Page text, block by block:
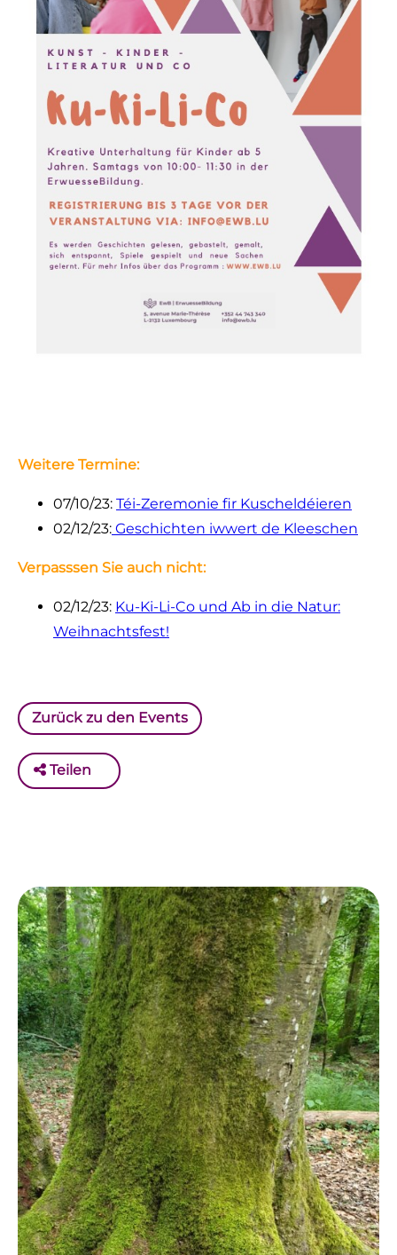
Weitere Termine:
07/10/23: Téi-Zeremonie fir Kuscheldéieren
02/12/23: Geschichten iwwert de Kleeschen
Verpasssen Sie auch nicht:
02/12/23: Ku-Ki-Li-Co und Ab in die Natur:
Weihnachtsfest!
Zurück zu den Events
Teilen